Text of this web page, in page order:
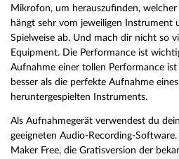
Mikrofon, um herauszufinden,
hängt sehr vom jeweiligen Instrument
Spielweise ab. Und mach dir nicht so
Equipment. Die Performance ist
Aufnahme einer tollen Performance
besser als die perfekte Aufnahme
heruntergespielten Instruments.
Als Aufnahmegerät verwendest du
geeigneten Audio-Recording-
Maker Free, die Gratisversion der